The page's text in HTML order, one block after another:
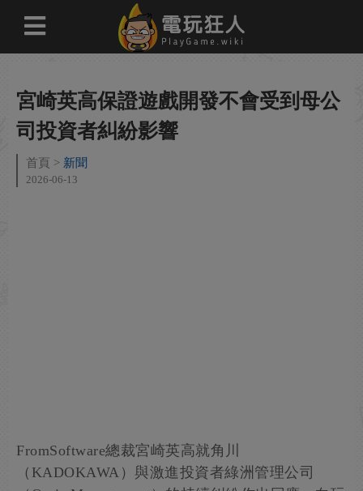
宮崎英高保證遊戲開發不會受到母公
司投資者糾紛影響
首頁 新聞
2026-06-13
FromSoftware總裁宮崎英高就角川
（KADOKAWA）與激進投資者綠洲管理公司